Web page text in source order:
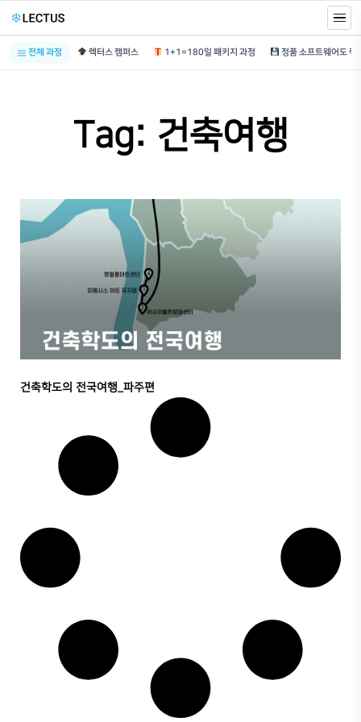
전체 과정 렉터스 캠퍼스 1+1=180일 패키지 과정
Tag: 건축여행
건축학도의 전국여행_파주편